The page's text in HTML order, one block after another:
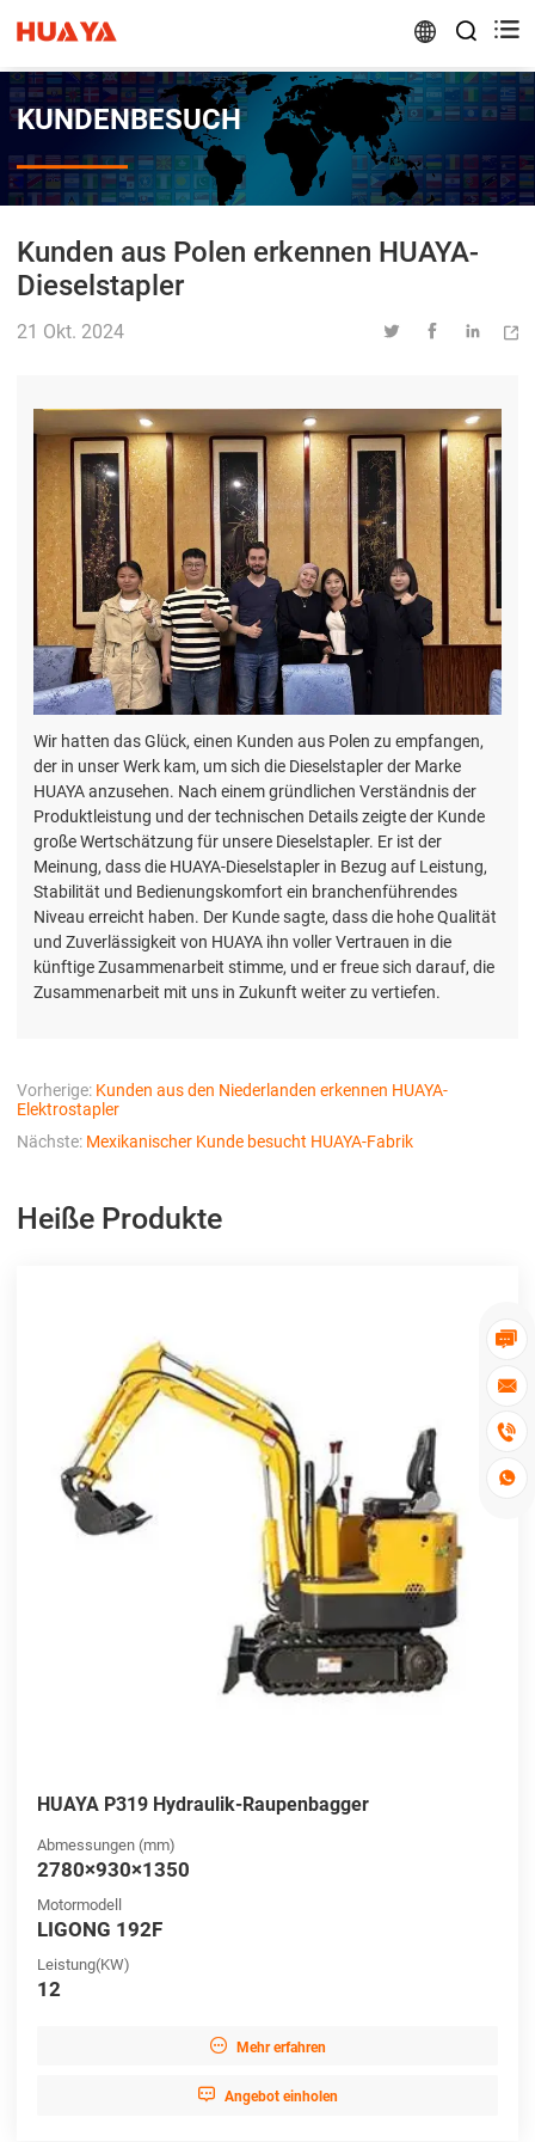
 




KUNDENBESUCH
Kunden aus Polen erkennen HUAYA-
Dieselstapler
21 Okt. 2024    
Wir hatten das Glück, einen Kunden aus Polen zu empfangen,
der in unser Werk kam, um sich die Dieselstapler der Marke
HUAYA anzusehen. Nach einem gründlichen Verständnis der
Produktleistung und der technischen Details zeigte der Kunde
große Wertschätzung für unsere Dieselstapler. Er ist der
Meinung, dass die HUAYA-Dieselstapler in Bezug auf Leistung,
Stabilität und Bedienungskomfort ein branchenführendes
Niveau erreicht haben. Der Kunde sagte, dass die hohe Qualität
und Zuverlässigkeit von HUAYA ihn voller Vertrauen in die
künftige Zusammenarbeit stimme, und er freue sich darauf, die
Zusammenarbeit mit uns in Zukunft weiter zu vertiefen.
Vorherige: Kunden aus den Niederlanden erkennen HUAYA-
Elektrostapler
Nächste: Mexikanischer Kunde besucht HUAYA-Fabrik
Heiße Produkte
HUAYA P319 Hydraulik-Raupenbagger
Abmessungen (mm)
2780×930×1350
Motormodell
LIGONG 192F
Leistung(KW)
12
 Mehr erfahren
 Angebot einholen